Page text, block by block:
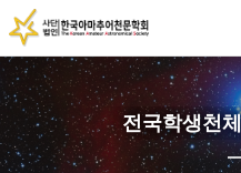
전국학생천